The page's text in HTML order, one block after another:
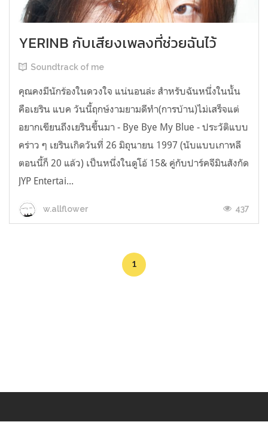
YERINB กับเสียงเพลงที่ช่วยฉันไว้
Soundtrack of me
คุณคงมีนักร้องในดวงใจ แน่นอนล่ะ สำหรับฉันหนึ่งในนั้น
คือเยริน แบค วันนี้ฤกษ์งามยามดีทำ(การบ้าน)ไม่เสร็จแต่
อยากเขียนถึงเยรินขึ้นมา - Bye Bye My Blue - ประวัติแบบ
คร่าว ๆ เยรินเกิดวันที่ 26 มิถุนายน 1997 (นับแบบเกาหลี
ตอนนี้ก็ 20 แล้ว) เป็นหนึ่งในดูโอ้ 15& คู่กับปาร์คจีมินสังกัด
JYP Entertai...
w.allflower 437
1